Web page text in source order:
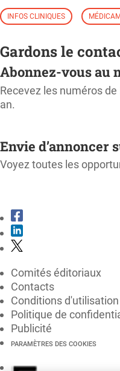
INFOS CLINIQUES
Gardons le
Abonnez-vous au
Recevez les numéros
an.
Envie d’annoncer
Voyez toutes les
Comités éditoriaux
Contacts
Conditions d'utilisation
Politique de
Publicité
PARAMÈTRES DES COOKIES